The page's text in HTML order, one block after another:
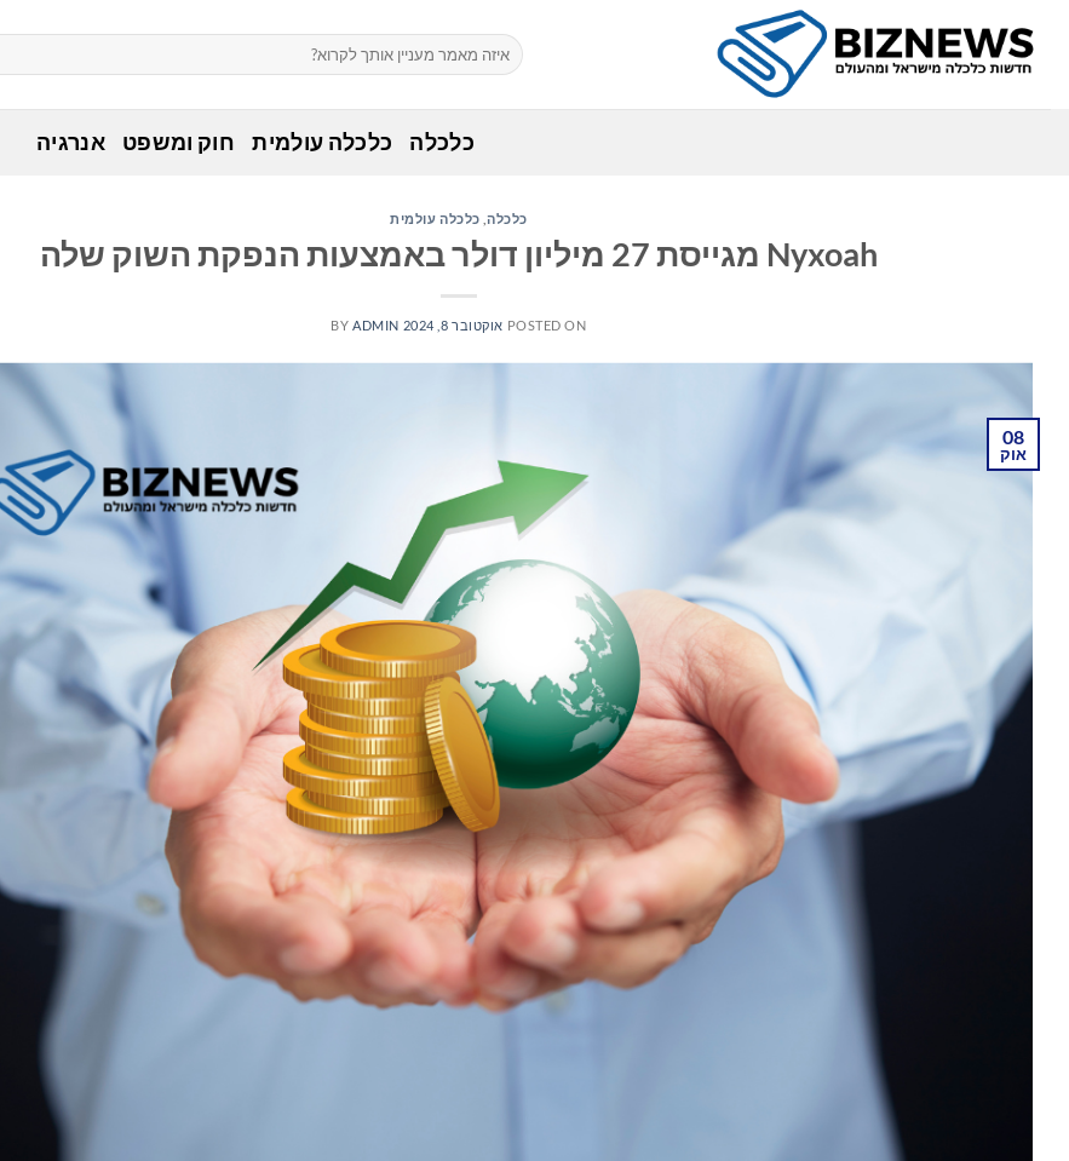
content
כלכלה כלכלה עולמית חוק ומשפט אנרגיה
כלכלה, כלכלה עולמית
Nyxoah מגייסת 27 מיליון דולר באמצעות הנפקת השוק שלה
POSTED ON אוקטובר 8, 2024 BY ADMIN
08
אוק